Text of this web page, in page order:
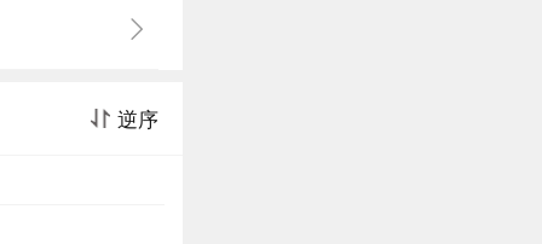
逆序